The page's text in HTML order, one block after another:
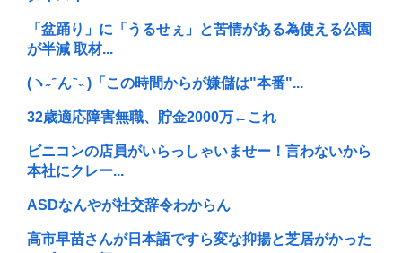
「盆踊り」に「うるせぇ」と苦情がある為使える公園
が半減 取材...
(ヽ˶ ᷇ ん ᷆ ˵ )「この時間からが嫌儲は"本番"...
32歳適応障害無職、貯金2000万←これ
ビニコンの店員がいらっしゃいませー！言わないから
本社にクレー...
ASDなんやが社交辞令わからん
高市早苗さんが日本語ですら変な抑揚と芝居がかった